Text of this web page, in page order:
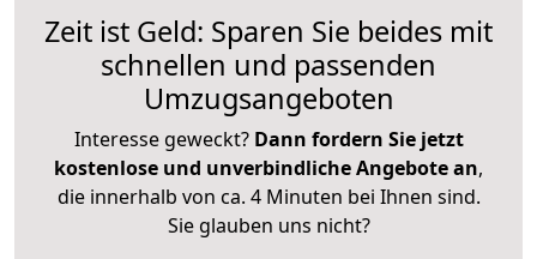
Zeit ist Geld: Sparen Sie beides mit
schnellen und passenden
Umzugsangeboten
Interesse geweckt? Dann fordern Sie jetzt
kostenlose und unverbindliche Angebote an,
die innerhalb von ca. 4 Minuten bei Ihnen sind.
Sie glauben uns nicht?